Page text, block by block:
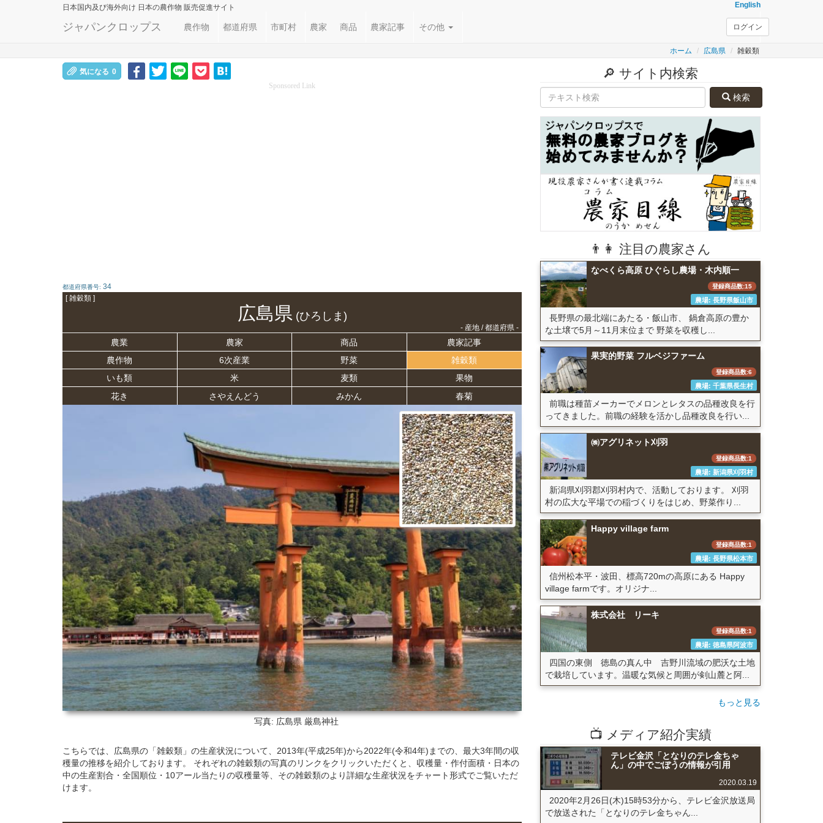
日本国内及び海外向け 日本の農作物 販売促進サイト English
ジャパンクロップス 農作物 都道府県 市町村 農家 商品 農家記事 その他 ログイン
ホーム 広島県 雑穀類
気になる 0
Sponsored Link
都道府県番号: 34
[ 雑穀類 ]
広島県(ひろしま)
- 産地 / 都道府県 -
農業 農家 商品
農家記事
農作物
6次産業 野菜
雑穀類
いも類
米 麦類
果物
花き
さやえんどう みかん 春菊
写真: 広島県 厳島神社
こちらでは、広島県の「雑穀類」の生産状況について、2013年(平成25年)から2022年(令和4年)までの、最大3年間の収
穫量の推移を紹介しております。 それぞれの雑穀類の写真のリンクをクリックいただくと、収穫量・作付面積・日本の
中の生産割合・全国順位・10アール当たりの収穫量等、その雑穀類のより詳細な生産状況をチャート形式でご覧いただ
けます。
🔎 サイト内検索
検索
👨👩 注目の農家さん
なべくら高原 ひぐらし農場・木内順一
登録商品数:15
農場: 長野県飯山市
長野県の最北端にあたる・飯山市、 鍋倉高原の豊か
な土壌で5月～11月末位まで 野菜を収穫し...
果実的野菜 フルベジファーム
登録商品数:6
農場: 千葉県長生村
前職は種苗メーカーでメロンとレタスの品種改良を行
ってきました。前職の経験を活かし品種改良を行い...
㈱アグリネット刈羽
登録商品数:1
農場: 新潟県刈羽村
新潟県刈羽郡刈羽村内で、活動しております。 刈羽
村の広大な平場での稲づくりをはじめ、野菜作り...
Happy village farm
登録商品数:1
農場: 長野県松本市
信州松本平・波田、標高720mの高原にある Happy
village farmです。オリジナ...
株式会社 リーキ
登録商品数:1
農場: 徳島県阿波市
四国の東側 徳島の真ん中 吉野川流域の肥沃な土地
で栽培しています。温暖な気候と周囲が剣山麓と阿...
もっと見る
📺 メディア紹介実績
テレビ金沢「となりのテレ金ちゃ
ん」の中でごぼうの情報が引用
2020.03.19
2020年2月26日(木)15時53分から、テレビ金沢放送局
で放送された「となりのテレ金ちゃん...